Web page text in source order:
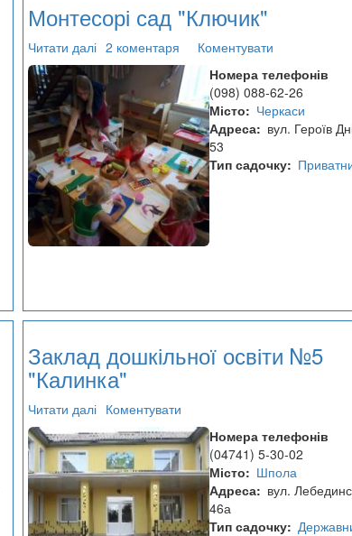
Монтесорі сад "Ключик"
Читати даліпро
Монтесорі
сад
"Ключик"
2 коментаря
Коментувати
Номера телефонів
(098) 088-62-26
Місто
Черкаси
Адреса
вул. Героїв
53
Тип садочку
Заклад дошкільної освіти №5
"Калинка"
Читати даліпро
Заклад
дошкільної
освіти
№5
"Калинка"
Коментувати
Номера телефонів
(04741) 5-30-02
Місто
Шпола
Адреса
вул.
46а
Тип садочку